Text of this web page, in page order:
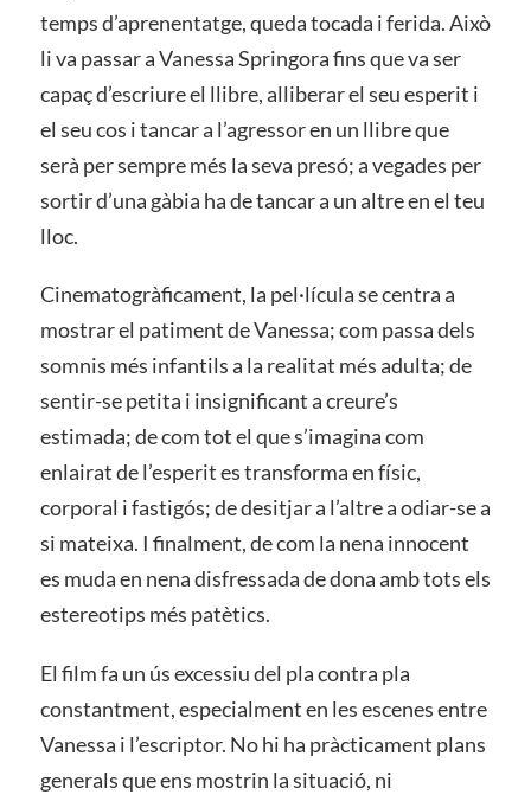
temps d’aprenentatge, queda tocada i ferida. Això
li va passar a Vanessa Springora fins que va ser
capaç d’escriure el llibre, alliberar el seu esperit i
el seu cos i tancar a l’agressor en un llibre que
serà per sempre més la seva presó; a vegades per
sortir d’una gàbia ha de tancar a un altre en el teu
lloc.
Cinematogràficament, la pel·lícula se centra a
mostrar el patiment de Vanessa; com passa dels
somnis més infantils a la realitat més adulta; de
sentir-se petita i insignificant a creure’s
estimada; de com tot el que s’imagina com
enlairat de l’esperit es transforma en físic,
corporal i fastigós; de desitjar a l’altre a odiar-se a
si mateixa. I finalment, de com la nena innocent
es muda en nena disfressada de dona amb tots els
estereotips més patètics.
El film fa un ús excessiu del pla contra pla
constantment, especialment en les escenes entre
Vanessa i l’escriptor. No hi ha pràcticament plans
generals que ens mostrin la situació, ni